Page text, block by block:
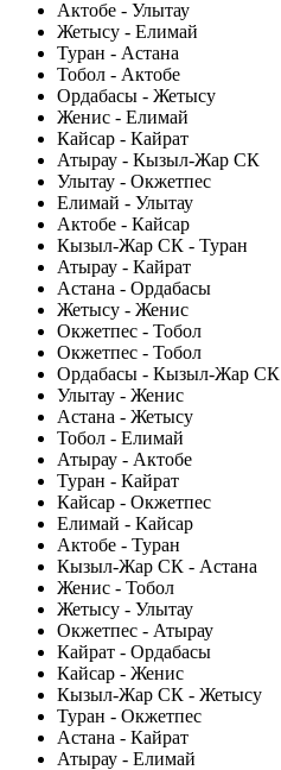
Актобе - Улытау
Жетысу - Елимай
Туран - Астана
Тобол - Актобе
Ордабасы - Жетысу
Женис - Елимай
Кайсар - Кайрат
Атырау - Кызыл-Жар СК
Улытау - Окжетпес
Елимай - Улытау
Актобе - Кайсар
Кызыл-Жар СК - Туран
Атырау - Кайрат
Астана - Ордабасы
Жетысу - Женис
Окжетпес - Тобол
Окжетпес - Тобол
Ордабасы - Кызыл-Жар СК
Улытау - Женис
Астана - Жетысу
Тобол - Елимай
Атырау - Актобе
Туран - Кайрат
Кайсар - Окжетпес
Елимай - Кайсар
Актобе - Туран
Кызыл-Жар СК - Астана
Женис - Тобол
Жетысу - Улытау
Окжетпес - Атырау
Кайрат - Ордабасы
Кайсар - Женис
Кызыл-Жар СК - Жетысу
Туран - Окжетпес
Астана - Кайрат
Атырау - Елимай